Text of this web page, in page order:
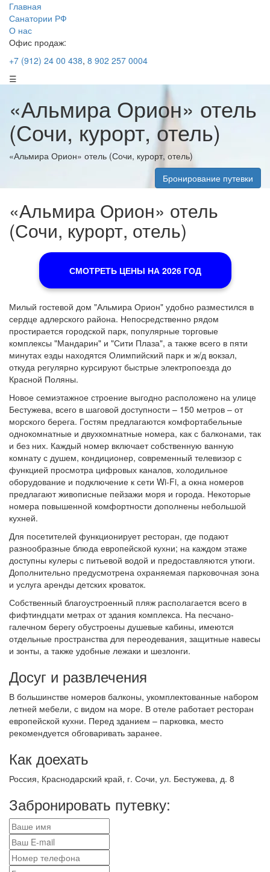
Главная
Санатории РФ
О нас
Офис продаж:
+7 (912) 24 00 438, 8 902 257 0004
☰
«Альмира Орион» отель
(Сочи, курорт, отель)
«Альмира Орион» отель (Сочи, курорт, отель)
Бронирование путевки
«Альмира Орион» отель
(Сочи, курорт, отель)
СМОТРЕТЬ ЦЕНЫ НА 2026 ГОД
Милый гостевой дом "Альмира Орион" удобно разместился в
сердце адлерского района. Непосредственно рядом
простирается городской парк, популярные торговые
комплексы "Мандарин" и "Сити Плаза", а также всего в пяти
минутах езды находятся Олимпийский парк и ж/д вокзал,
откуда регулярно курсируют быстрые электропоезда до
Красной Поляны.
Новое семиэтажное строение выгодно расположено на улице
Бестужева, всего в шаговой доступности – 150 метров – от
морского берега. Гостям предлагаются комфортабельные
однокомнатные и двухкомнатные номера, как с балконами, так
и без них. Каждый номер включает собственную ванную
комнату с душем, кондиционер, современный телевизор с
функцией просмотра цифровых каналов, холодильное
оборудование и подключение к сети Wi-Fi, а окна номеров
предлагают живописные пейзажи моря и города. Некоторые
номера повышенной комфортности дополнены небольшой
кухней.
Для посетителей функционирует ресторан, где подают
разнообразные блюда европейской кухни; на каждом этаже
доступны кулеры с питьевой водой и предоставляются утюги.
Дополнительно предусмотрена охраняемая парковочная зона
и услуга аренды детских кроваток.
Собственный благоустроенный пляж располагается всего в
фифтиндцати метрах от здания комплекса. На песчано-
галечном берегу обустроены душевые кабины, имеются
отдельные пространства для переодевания, защитные навесы
и зонты, а также удобные лежаки и шезлонги.
Досуг и развлечения
В большинстве номеров балконы, укомплектованные набором
летней мебели, с видом на море. В отеле работает ресторан
европейской кухни. Перед зданием – парковка, место
рекомендуется обговаривать заранее.
Как доехать
Россия, Краснодарский край, г. Сочи, ул. Бестужева, д. 8
Забронировать путевку: